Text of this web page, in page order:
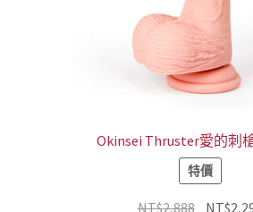
Okinsei Thruster愛的刺
特價
NT$2,888 原NT$